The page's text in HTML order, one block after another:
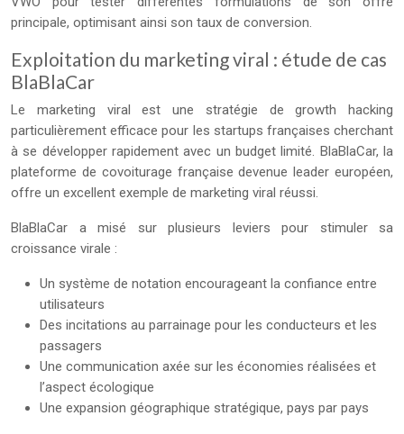
principale, optimisant ainsi son taux de conversion.
Exploitation du marketing viral : étude de cas
BlaBlaCar
Le marketing viral est une stratégie de growth hacking
particulièrement efficace pour les startups françaises cherchant
à se développer rapidement avec un budget limité. BlaBlaCar, la
plateforme de covoiturage française devenue leader européen,
offre un excellent exemple de marketing viral réussi.
BlaBlaCar a misé sur plusieurs leviers pour stimuler sa
croissance virale :
Un système de notation encourageant la confiance entre
utilisateurs
Des incitations au parrainage pour les conducteurs et les
passagers
Une communication axée sur les économies réalisées et
l’aspect écologique
Une expansion géographique stratégique, pays par pays